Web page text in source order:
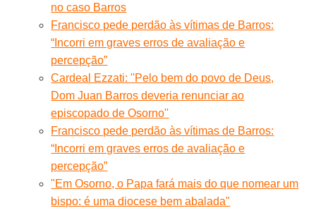
no caso Barros
Francisco pede perdão às vítimas de Barros:
“Incorri em graves erros de avaliação e
percepção”
Cardeal Ezzati: ''Pelo bem do povo de Deus,
Dom Juan Barros deveria renunciar ao
episcopado de Osorno''
Francisco pede perdão às vítimas de Barros:
“Incorri em graves erros de avaliação e
percepção”
"Em Osorno, o Papa fará mais do que nomear um
bispo: é uma diocese bem abalada"